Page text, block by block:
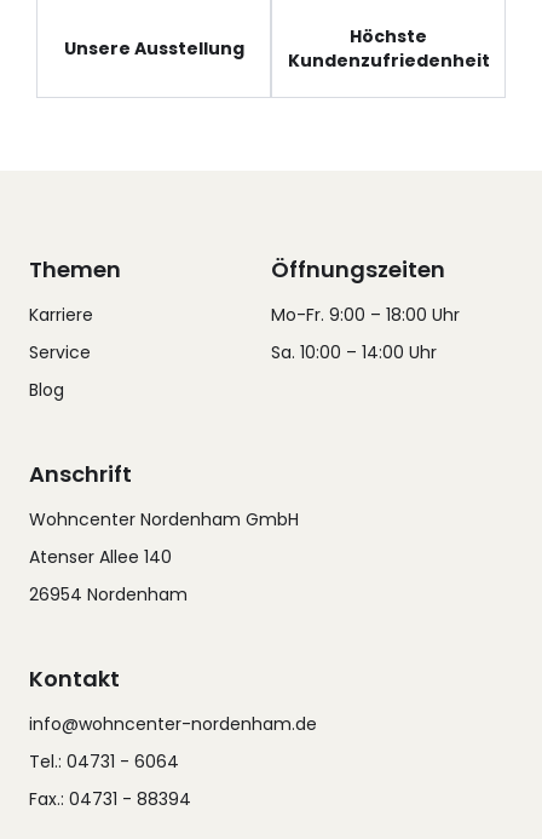
Unsere Ausstellung
Höchste
Kundenzufriedenheit
Themen
Karriere
Service
Blog
Öffnungszeiten
Mo-Fr. 9:00 – 18:00 Uhr
Sa. 10:00 – 14:00 Uhr
Anschrift
Wohncenter Nordenham GmbH
Atenser Allee 140
26954 Nordenham
Kontakt
info@wohncenter-nordenham.de
Tel.: 04731 - 6064
Fax.: 04731 - 88394